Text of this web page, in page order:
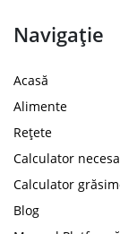
Navigație
Acasă
Alimente
Rețete
Calculator
Calculator
Blog